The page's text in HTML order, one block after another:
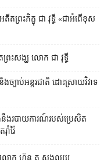
តព្រះភិក្ខុ ជា វុទ្ធី «ជាអំពើខុស
រះសង្ឃ លោក ជា វុទ្ធី
ង​ច្បាប់​អន្តរជាតិ ដោះស្រាយ​វិវាទ​
នឹង​របាយការណ៍​របស់​ប្រេសិត
ាំរ៉ៃ
ឱ្យ​លោក ហ៊ុន តូ សង​លុយ